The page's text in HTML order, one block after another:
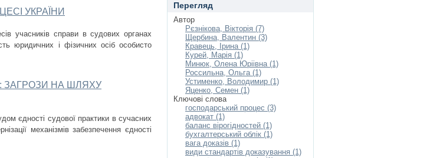
УКРАЇНИ
учасників справи в судових органах
юридичних і фізичних осіб особисто
ЗАГРОЗИ НА ШЛЯХУ
єдності судової практики в сучасних
механізмів забезпечення єдності
Перегляд
Автор
Рєзнікова, Вікторія (7)
Щербина, Валентин (3)
Кравець, Ірина (1)
Курей, Марія (1)
Минюк, Олена Юріівна (1)
Россильна, Ольга (1)
Устименко, Володимир (1)
Яценко, Семен (1)
Ключові слова
господарський процес (3)
адвокат (1)
баланс вірогідностей (1)
бухгалтерський облік (1)
вага доказів (1)
види стандартів доказування (1)